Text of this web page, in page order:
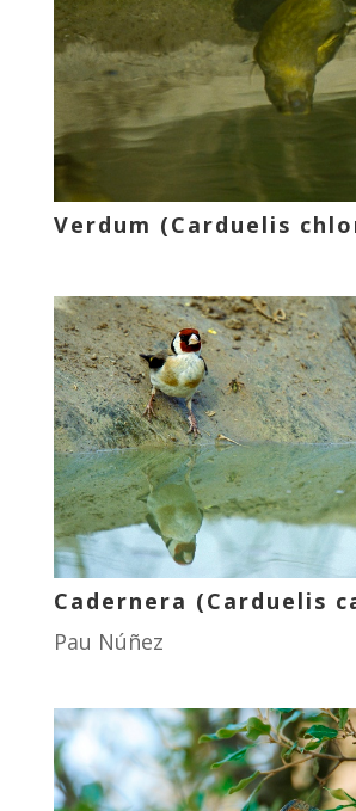
Verdum (Carduelis
Cadernera (Carduelis
Pau Núñez